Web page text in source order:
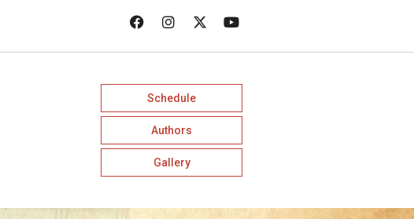
Schedule
Authors
Gallery